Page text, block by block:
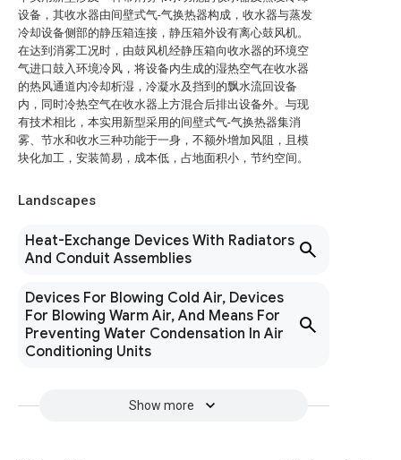
设备，其收水器由间壁式气-气换热器构成，收水器与蒸发
冷却设备侧部的静压箱连接，静压箱外设有离心鼓风机。
在达到消雾工况时，由鼓风机经静压箱向收水器的环境空
气进口鼓入环境冷风，将设备内生成的湿热空气在收水器
的热风通道内冷却析湿，冷凝水及挡到的飘水流回设备
内，同时冷热空气在收水器上方混合后排出设备外。与现
有技术相比，本实用新型采用的间壁式气-气换热器集消
雾、节水和收水三种功能于一身，不额外增加风阻，且模
块化加工，安装简易，成本低，占地面积小，节约空间。
Landscapes
Heat-Exchange Devices With Radiators
And Conduit Assemblies
Devices For Blowing Cold Air, Devices
For Blowing Warm Air, And Means For
Preventing Water Condensation In Air
Conditioning Units
Show more